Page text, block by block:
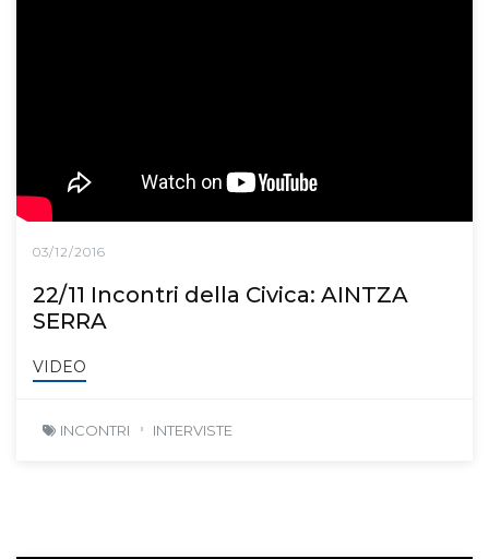
03/12/2016
22/11 Incontri della Civica: AINTZA
SERRA
VIDEO
INCONTRI INTERVISTE